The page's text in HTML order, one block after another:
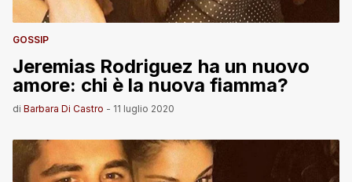
GOSSIP
Jeremias Rodriguez ha un nuovo
amore: chi è la nuova fiamma?
di Barbara Di Castro - 11 luglio 2020